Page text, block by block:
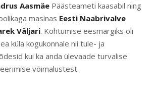
Aasmäe Päästeameti kaasabil ning
masinas Eesti Naabrivalve
Väljari. Kohtumise eesmärgiks oli
küla kogukonnale nii tule- ja
kui ka anda ülevaade turvalise
võimalustest.